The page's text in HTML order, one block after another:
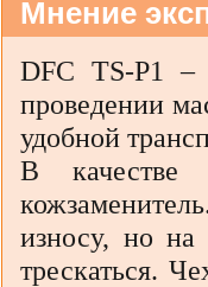
Мнение
DFC TS-P1 –
проведении
удобной
В качестве
износу, но на
трескаться.